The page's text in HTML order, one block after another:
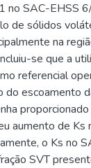
SAC-EHSS
de sólidos
na
se que a
referencial
escoamento
aumento de
o Ks no
SVT